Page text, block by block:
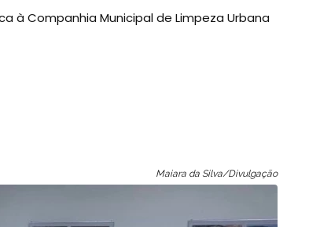
à Companhia Municipal de Limpeza Urbana
Maiara da Silva/Divulgação